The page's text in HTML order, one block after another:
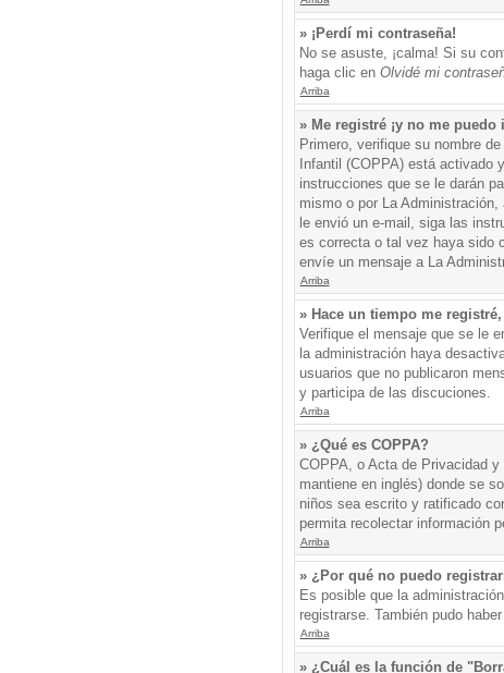
» ¡Perdí mi contraseña!
No se asuste, ¡calma! Si su
haga clic en Olvidé mi
Arriba
» Me registré ¡y no me puedo
Primero, verifique su nombre
Infantil (COPPA) está activado
instrucciones que se le darán
mismo o por La
le envió un e-mail, siga las
es correcta o tal vez haya sido
envíe un mensaje a La
Arriba
» Hace un tiempo me
Verifique el mensaje que se le
la administración haya
usuarios que no publicaron
y participa de las discuciones.
Arriba
» ¿Qué es COPPA?
COPPA, o Acta de Privacidad
mantiene en inglés) donde se
niños sea escrito y ratificado
permita recolectar información
Arriba
» ¿Por qué no puedo
Es posible que la
registrarse. También pudo
Arriba
» ¿Cuál es la función de